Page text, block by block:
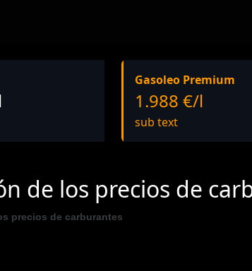
Gasoleo Premium
1.988 €/l
sub text
de los precios de
precios de carburantes